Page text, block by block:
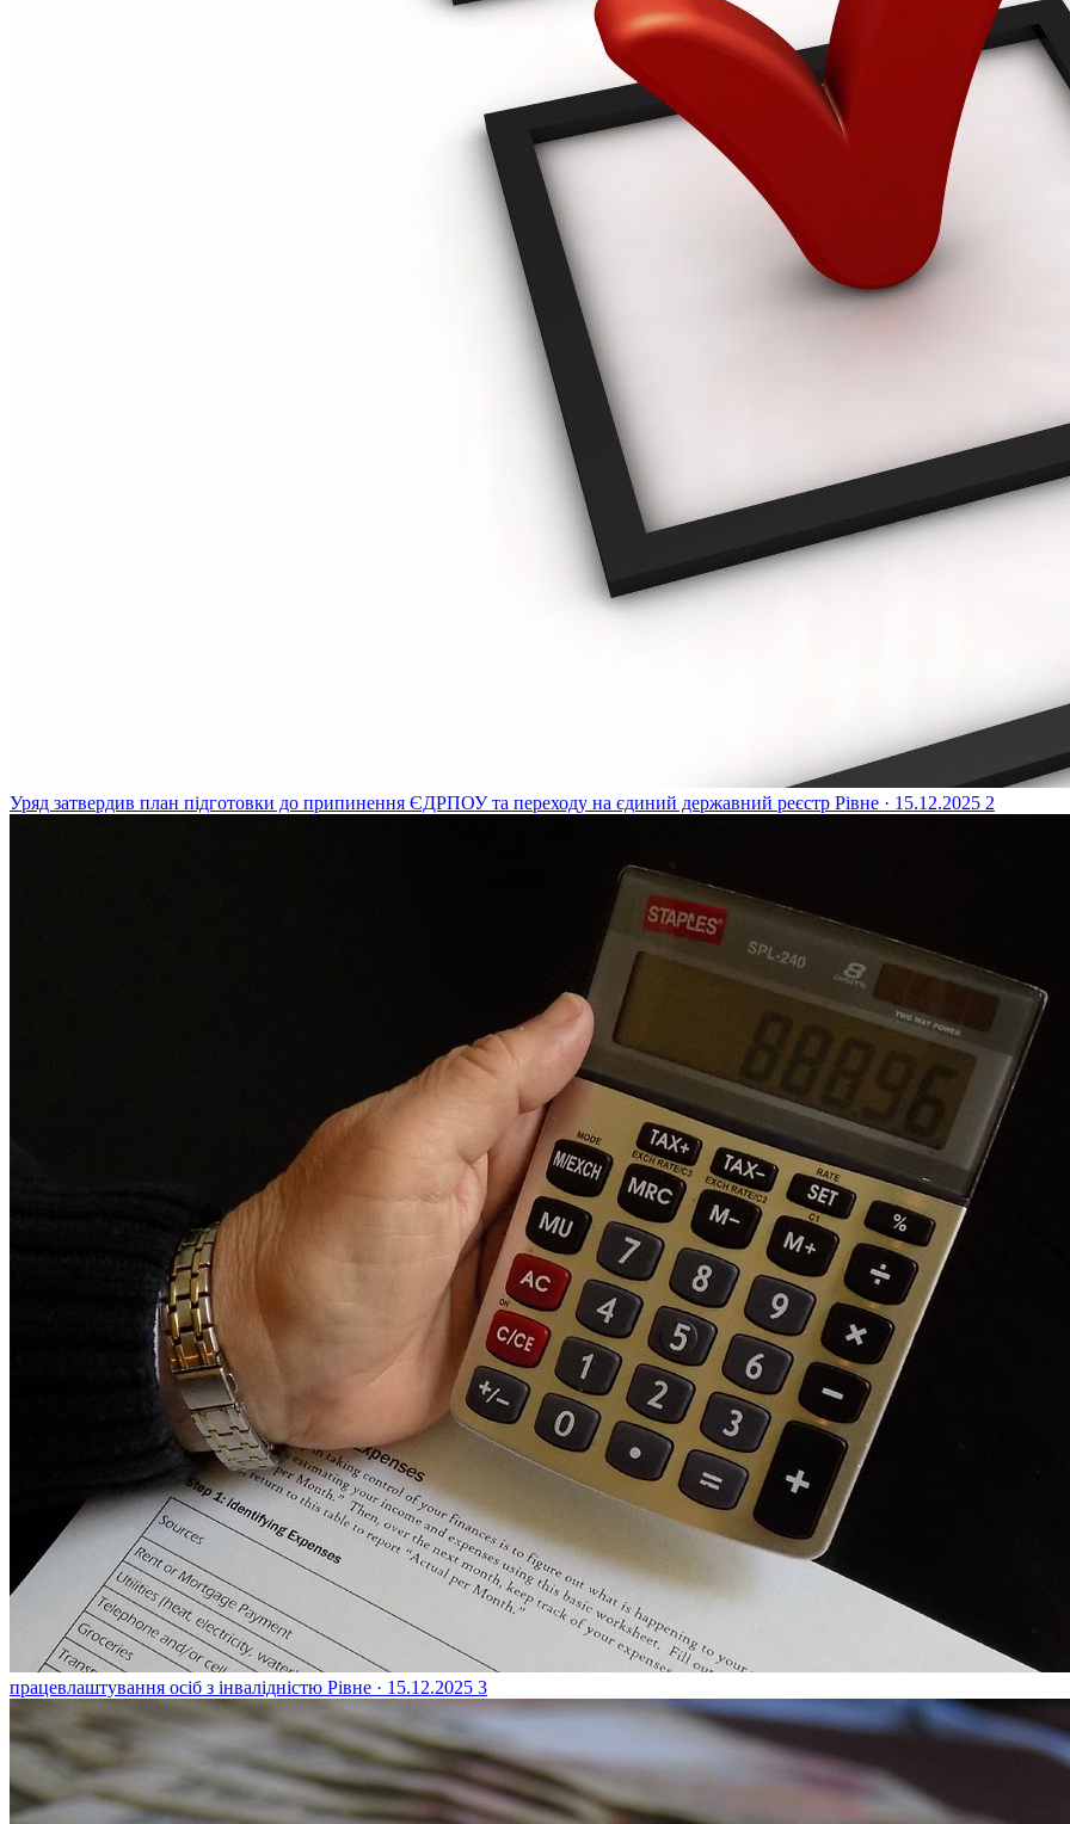
Уряд затвердив план підготовки до припинення ЄДРПОУ та переходу на єдиний державний реєстр Рівне · 15.12.2025 2
працевлаштування осіб з інвалідністю Рівне · 15.12.2025 3